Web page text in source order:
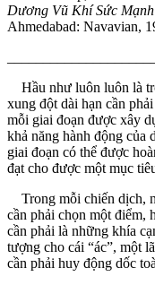
Dương Vũ Khí Sức
Ahmedabad: Navavian,
Hầu như luôn luôn là
xung đột dài hạn cần
mỗi giai đoạn được xây
khả năng hành động của
giai đoạn có thể được
đạt cho được một mục
Trong mỗi chiến dịch,
cần phải chọn một điểm,
cần phải là những khía
tượng cho cái “ác”, một
cần phải huy động dốc